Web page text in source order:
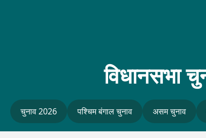
विधानसभा
चुनाव 2026 पश्चिम बंगाल चुनाव असम चुनाव